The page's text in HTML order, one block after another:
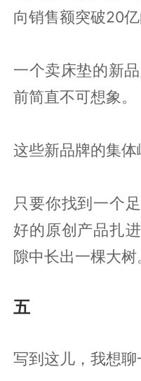
向销售额突破20亿
一个卖床垫的新
前简直不可想象。
这些新品牌的集
只要你找到一个
好的原创产品扎
隙中长出一棵大树
五
写到这儿，我想聊